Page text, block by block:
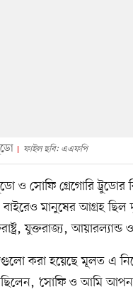
ফাইল ছবি: এএফপি
ট্রুডো ও সোফি গ্রেগোরি
মানুষের আগ্রহ ছিল
যুক্তরাজ্য,
করা হয়েছে মূলত এ
‘সোফি ও আমি